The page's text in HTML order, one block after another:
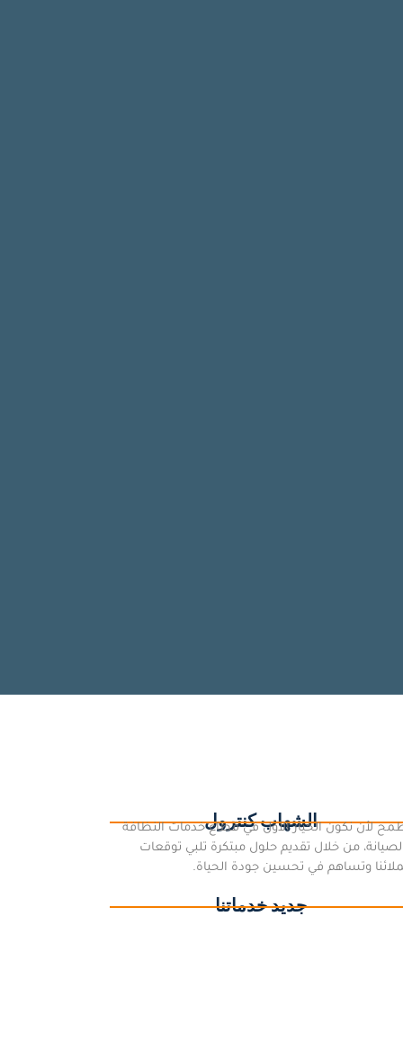
الشهاب كنترول
لأن نكون الخيار الأول في قطاع خدمات النظافة
من خلال تقديم حلول مبتكرة تلبي توقعات
وتساهم في تحسين جودة الحياة.
جديد خدماتنا